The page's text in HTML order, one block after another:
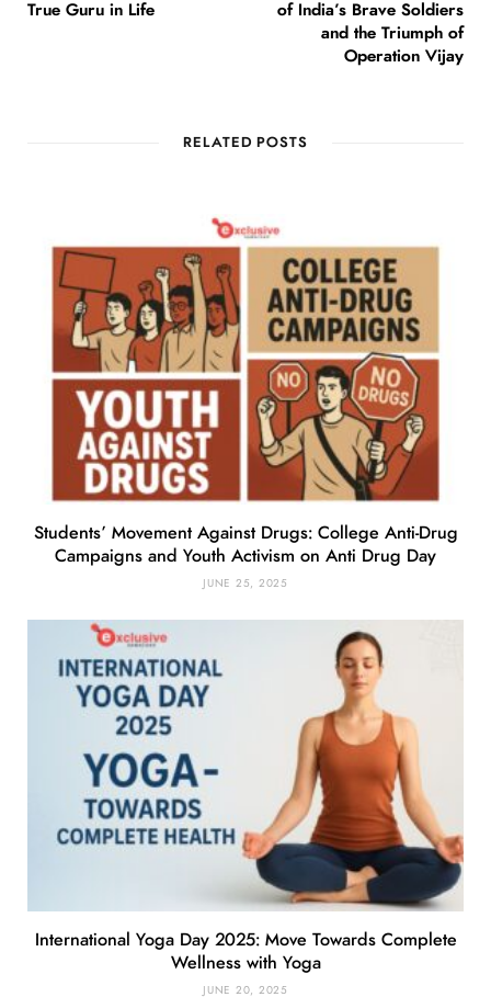
True Guru in Life
of India’s Brave Soldiers
and the Triumph of
Operation Vijay
RELATED POSTS
Students’ Movement Against Drugs: College Anti-Drug
Campaigns and Youth Activism on Anti Drug Day
JUNE 25, 2025
International Yoga Day 2025: Move Towards Complete
Wellness with Yoga
JUNE 20, 2025